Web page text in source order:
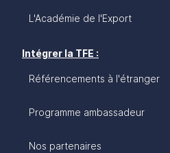
L'Académie de l'Export
Intégrer la TFE :
Référencements à l'étranger
Programme ambassadeur
Nos partenaires